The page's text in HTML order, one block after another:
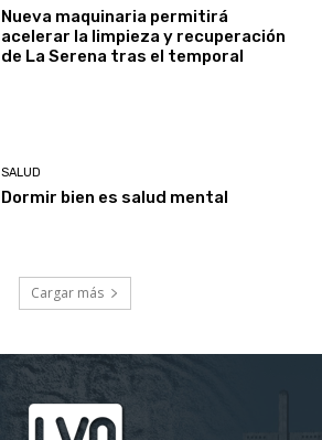
Nueva maquinaria permitirá
acelerar la limpieza y recuperación
de La Serena tras el temporal
SALUD
Dormir bien es salud mental
Cargar más